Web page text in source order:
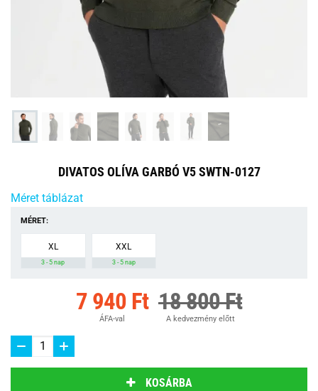
DIVATOS OLÍVA GARBÓ V5 SWTN-0127
Méret táblázat
MÉRET:
XL
3 - 5 nap
XXL
3 - 5 nap
7 940 Ft
ÁFA-val
18 800 Ft
A kedvezmény előtt
KOSÁRBA